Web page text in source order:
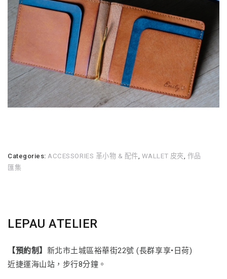
Categories:ACCESSORIES 革小物 & 配件, WALLET 皮夾, 作品
匯集
LEPAU ATELIER
【預約制】 新北市土城區裕華街22號 (長群享享•日荷)
近捷運海山站，步行8分鐘。